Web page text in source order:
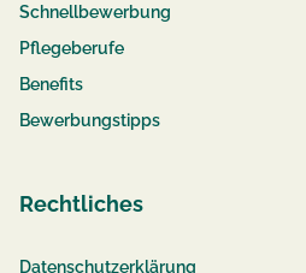
Schnellbewerbung
Pflegeberufe
Benefits
Bewerbungstipps
Rechtliches
Datenschutzerklärung